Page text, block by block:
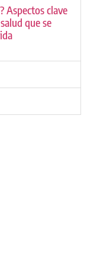
Aspectos clave
que se